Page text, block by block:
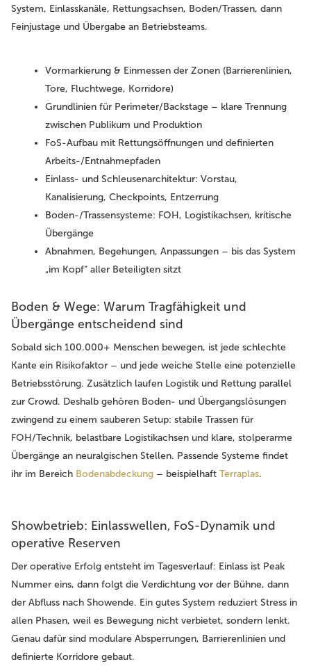
System, Einlasskanäle, Rettungsachsen, Boden/Trassen, dann
Feinjustage und Übergabe an Betriebsteams.
Vormarkierung & Einmessen der Zonen (Barrierenlinien,
Tore, Fluchtwege, Korridore)
Grundlinien für Perimeter/Backstage – klare Trennung
zwischen Publikum und Produktion
FoS-Aufbau mit Rettungsöffnungen und definierten
Arbeits-/Entnahmepfaden
Einlass- und Schleusenarchitektur: Vorstau,
Kanalisierung, Checkpoints, Entzerrung
Boden-/Trassensysteme: FOH, Logistikachsen, kritische
Übergänge
Abnahmen, Begehungen, Anpassungen – bis das System
„im Kopf“ aller Beteiligten sitzt
Boden & Wege: Warum Tragfähigkeit und
Übergänge entscheidend sind
Sobald sich 100.000+ Menschen bewegen, ist jede schlechte
Kante ein Risikofaktor – und jede weiche Stelle eine potenzielle
Betriebsstörung. Zusätzlich laufen Logistik und Rettung parallel
zur Crowd. Deshalb gehören Boden- und Übergangslösungen
zwingend zu einem sauberen Setup: stabile Trassen für
FOH/Technik, belastbare Logistikachsen und klare, stolperarme
Übergänge an neuralgischen Stellen. Passende Systeme findet
ihr im Bereich Bodenabdeckung– beispielhaft Terraplas.
Showbetrieb: Einlasswellen, FoS-Dynamik und
operative Reserven
Der operative Erfolg entsteht im Tagesverlauf: Einlass ist Peak
Nummer eins, dann folgt die Verdichtung vor der Bühne, dann
der Abfluss nach Showende. Ein gutes System reduziert Stress in
allen Phasen, weil es Bewegung nicht verbietet, sondern lenkt.
Genau dafür sind modulare Absperrungen, Barrierenlinien und
definierte Korridore gebaut.